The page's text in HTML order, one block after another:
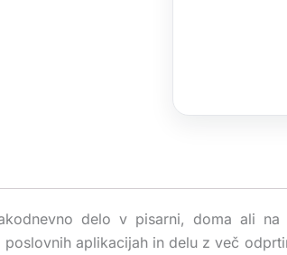
delo v pisarni, doma ali
aplikacijah in delu z več